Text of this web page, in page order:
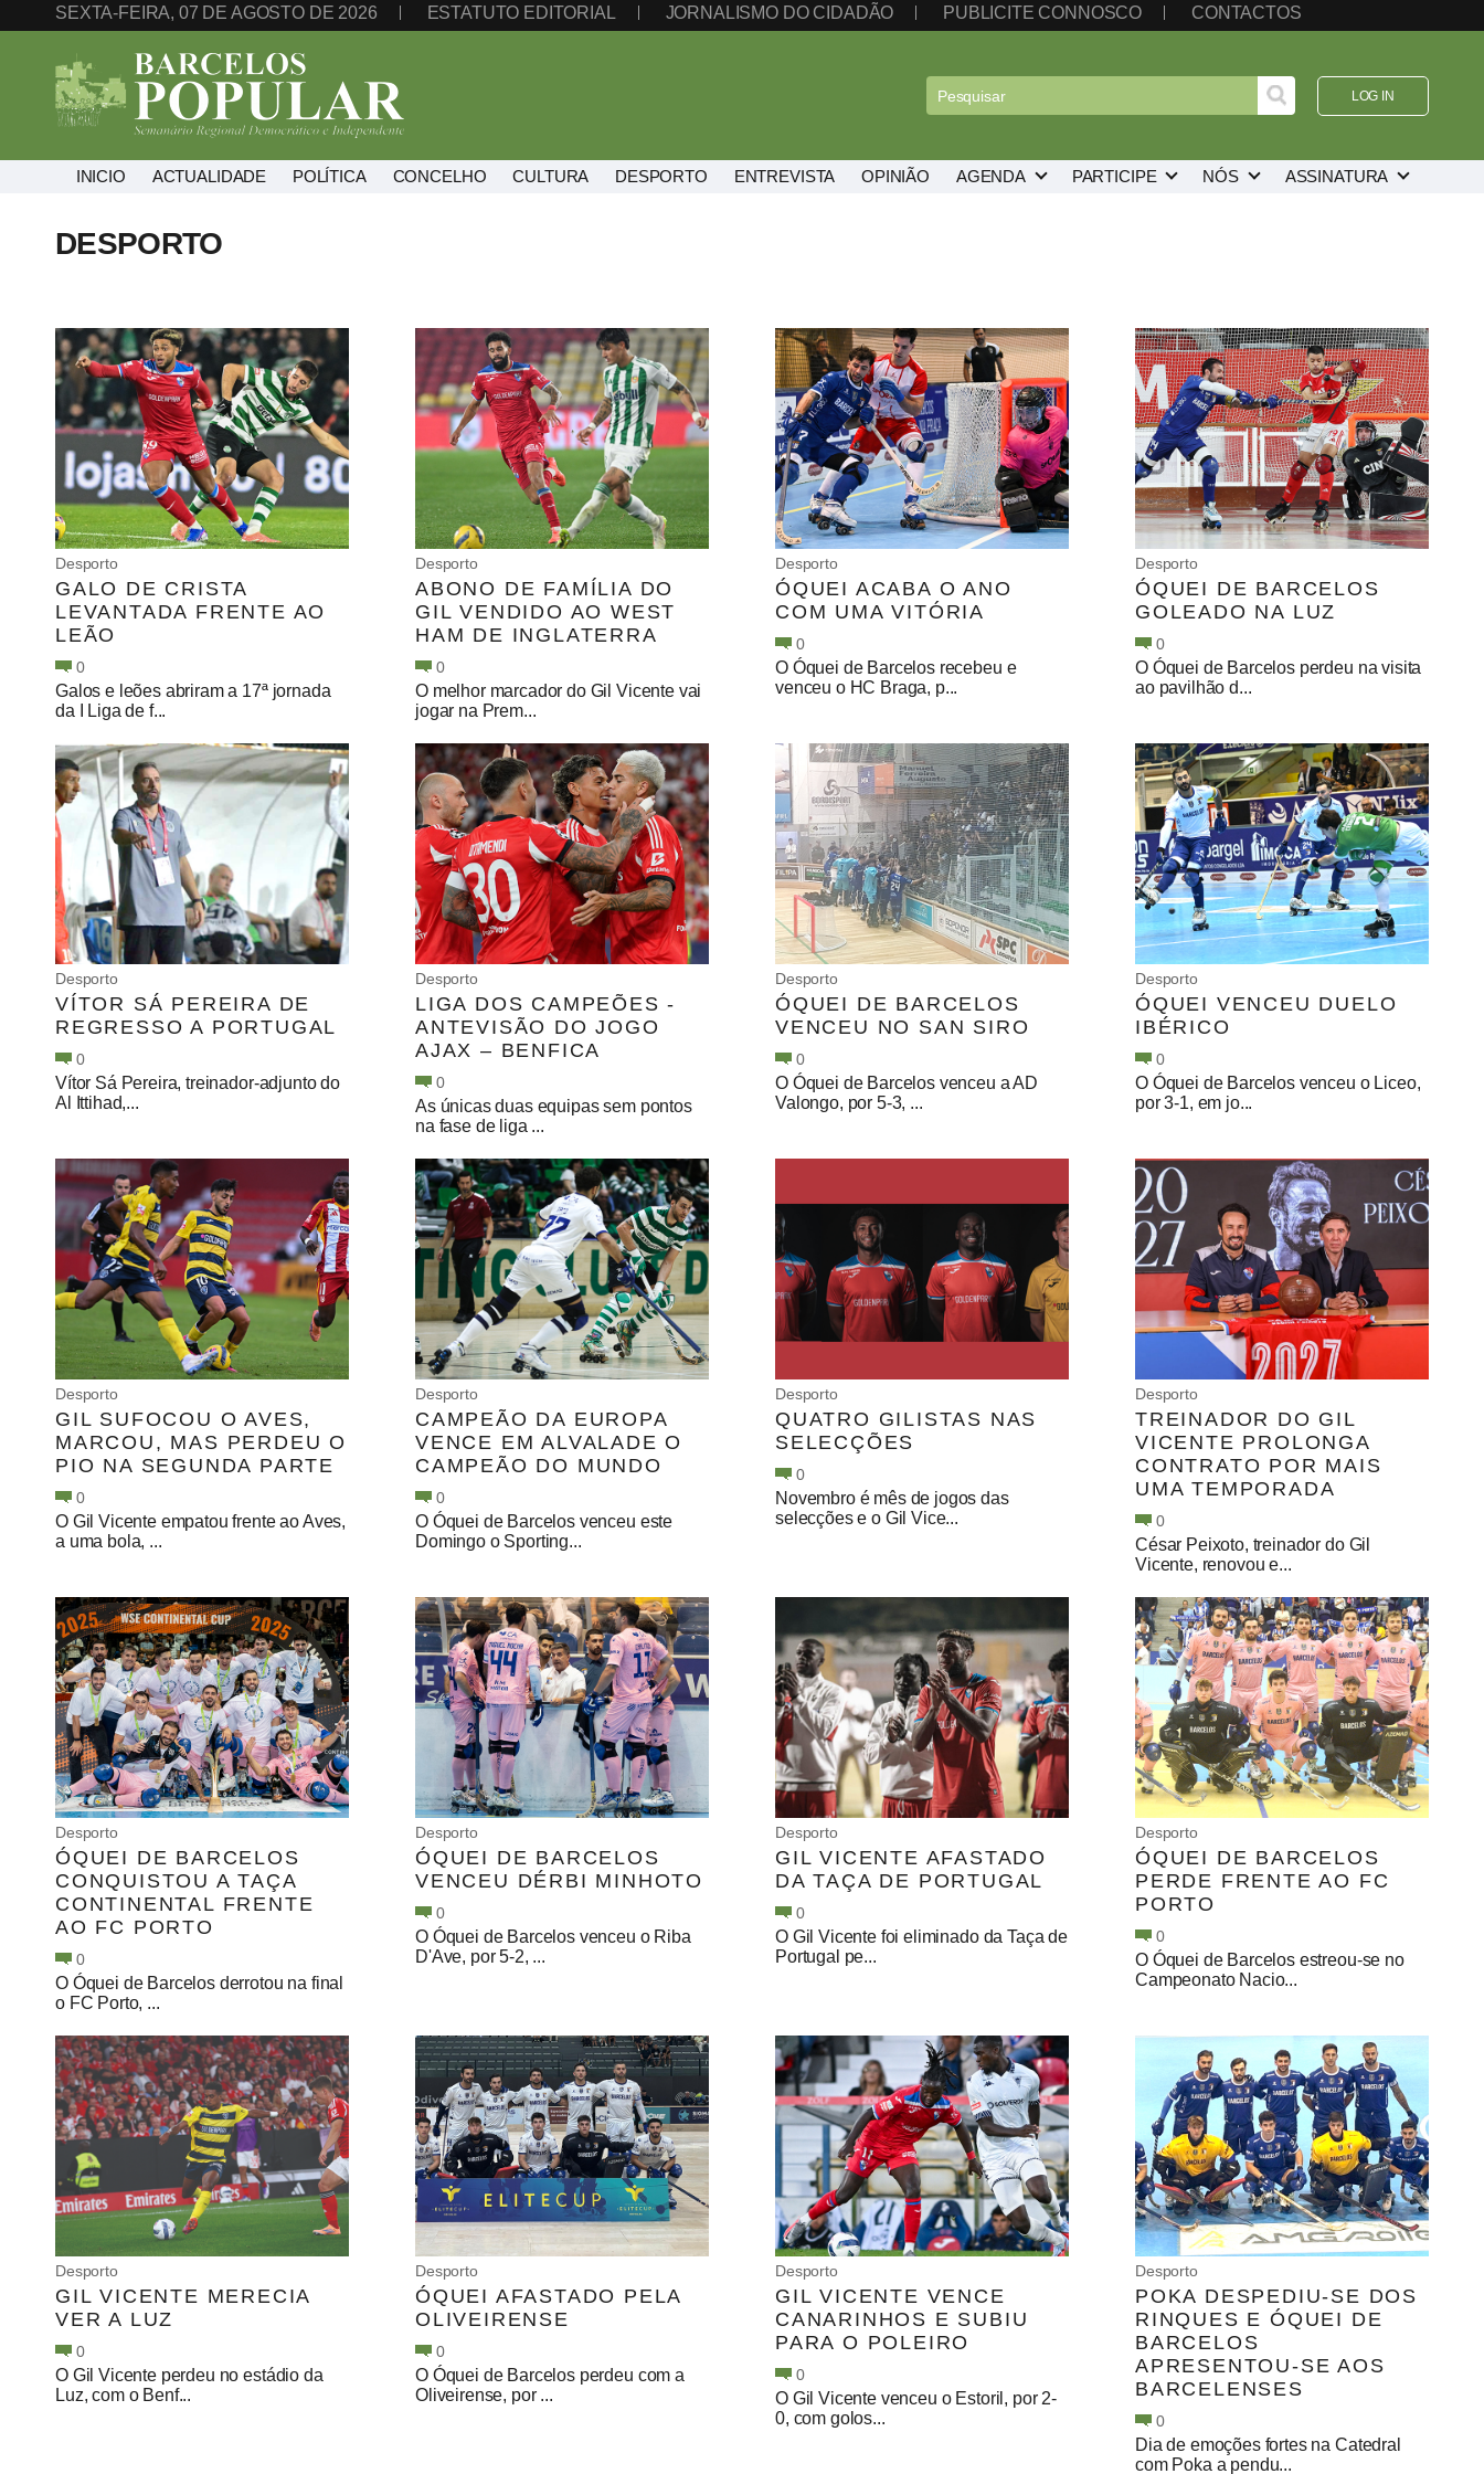
SEXTA-FEIRA, 07 DE AGOSTO DE 2026 ESTATUTO EDITORIAL JORNALISMO DO CIDADÃO PUBLICITE CONNOSCO CONTACTOS
LOG IN
INICIO ACTUALIDADE POLÍTICA CONCELHO CULTURA DESPORTO ENTREVISTA
OPINIÃO
DESPORTO
Desporto
GALO DE CRISTA
LEVANTADA FRENTE AO
LEÃO
0
Galos e leões abriram a 17ª jornada
da I Liga de f...
Desporto
ABONO DE FAMÍLIA DO
GIL VENDIDO AO WEST
HAM DE INGLATERRA
0
O melhor marcador do Gil Vicente vai
jogar na Prem...
Desporto
ÓQUEI ACABA O ANO
COM UMA VITÓRIA
0
O Óquei de Barcelos recebeu e
venceu o HC Braga, p...
Desporto
ÓQUEI DE BARCELOS
GOLEADO NA LUZ
0
O Óquei de Barcelos perdeu na visita
ao pavilhão d...
Desporto
VÍTOR SÁ PEREIRA DE
REGRESSO A PORTUGAL
0
Vítor Sá Pereira, treinador-adjunto do
Al Ittihad,...
Desporto
LIGA DOS CAMPEÕES -
ANTEVISÃO DO JOGO
AJAX – BENFICA
0
As únicas duas equipas sem pontos
na fase de liga ...
Desporto
ÓQUEI DE BARCELOS
VENCEU NO SAN SIRO
0
O Óquei de Barcelos venceu a AD
Valongo, por 5-3, ...
Desporto
ÓQUEI VENCEU DUELO
IBÉRICO
0
O Óquei de Barcelos venceu o Liceo,
por 3-1, em jo...
Desporto
GIL SUFOCOU O AVES,
MARCOU, MAS PERDEU O
PIO NA SEGUNDA PARTE
0
O Gil Vicente empatou frente ao Aves,
a uma bola, ...
Desporto
CAMPEÃO DA EUROPA
VENCE EM ALVALADE O
CAMPEÃO DO MUNDO
0
O Óquei de Barcelos venceu este
Domingo o Sporting...
Desporto
QUATRO GILISTAS NAS
SELECÇÕES
0
Novembro é mês de jogos das
selecções e o Gil Vice...
Desporto
TREINADOR DO GIL
VICENTE PROLONGA
CONTRATO POR MAIS
UMA TEMPORADA
0
César Peixoto, treinador do Gil
Vicente, renovou e...
Desporto
ÓQUEI DE BARCELOS
CONQUISTOU A TAÇA
CONTINENTAL FRENTE
AO FC PORTO
0
O Óquei de Barcelos derrotou na final
o FC Porto, ...
Desporto
ÓQUEI DE BARCELOS
VENCEU DÉRBI MINHOTO
0
O Óquei de Barcelos venceu o Riba
D'Ave, por 5-2, ...
Desporto
GIL VICENTE AFASTADO
DA TAÇA DE PORTUGAL
0
O Gil Vicente foi eliminado da Taça de
Portugal pe...
Desporto
ÓQUEI DE BARCELOS
PERDE FRENTE AO FC
PORTO
0
O Óquei de Barcelos estreou-se no
Campeonato Nacio...
Desporto
GIL VICENTE MERECIA
VER A LUZ
0
O Gil Vicente perdeu no estádio da
Luz, com o Benf...
Desporto
ÓQUEI AFASTADO PELA
OLIVEIRENSE
0
O Óquei de Barcelos perdeu com a
Oliveirense, por ...
Desporto
GIL VICENTE VENCE
CANARINHOS E SUBIU
PARA O POLEIRO
0
O Gil Vicente venceu o Estoril, por 2-
0, com golos...
Desporto
POKA DESPEDIU-SE DOS
RINQUES E ÓQUEI DE
BARCELOS
APRESENTOU-SE AOS
BARCELENSES
0
Dia de emoções fortes na Catedral
com Poka a pendu...